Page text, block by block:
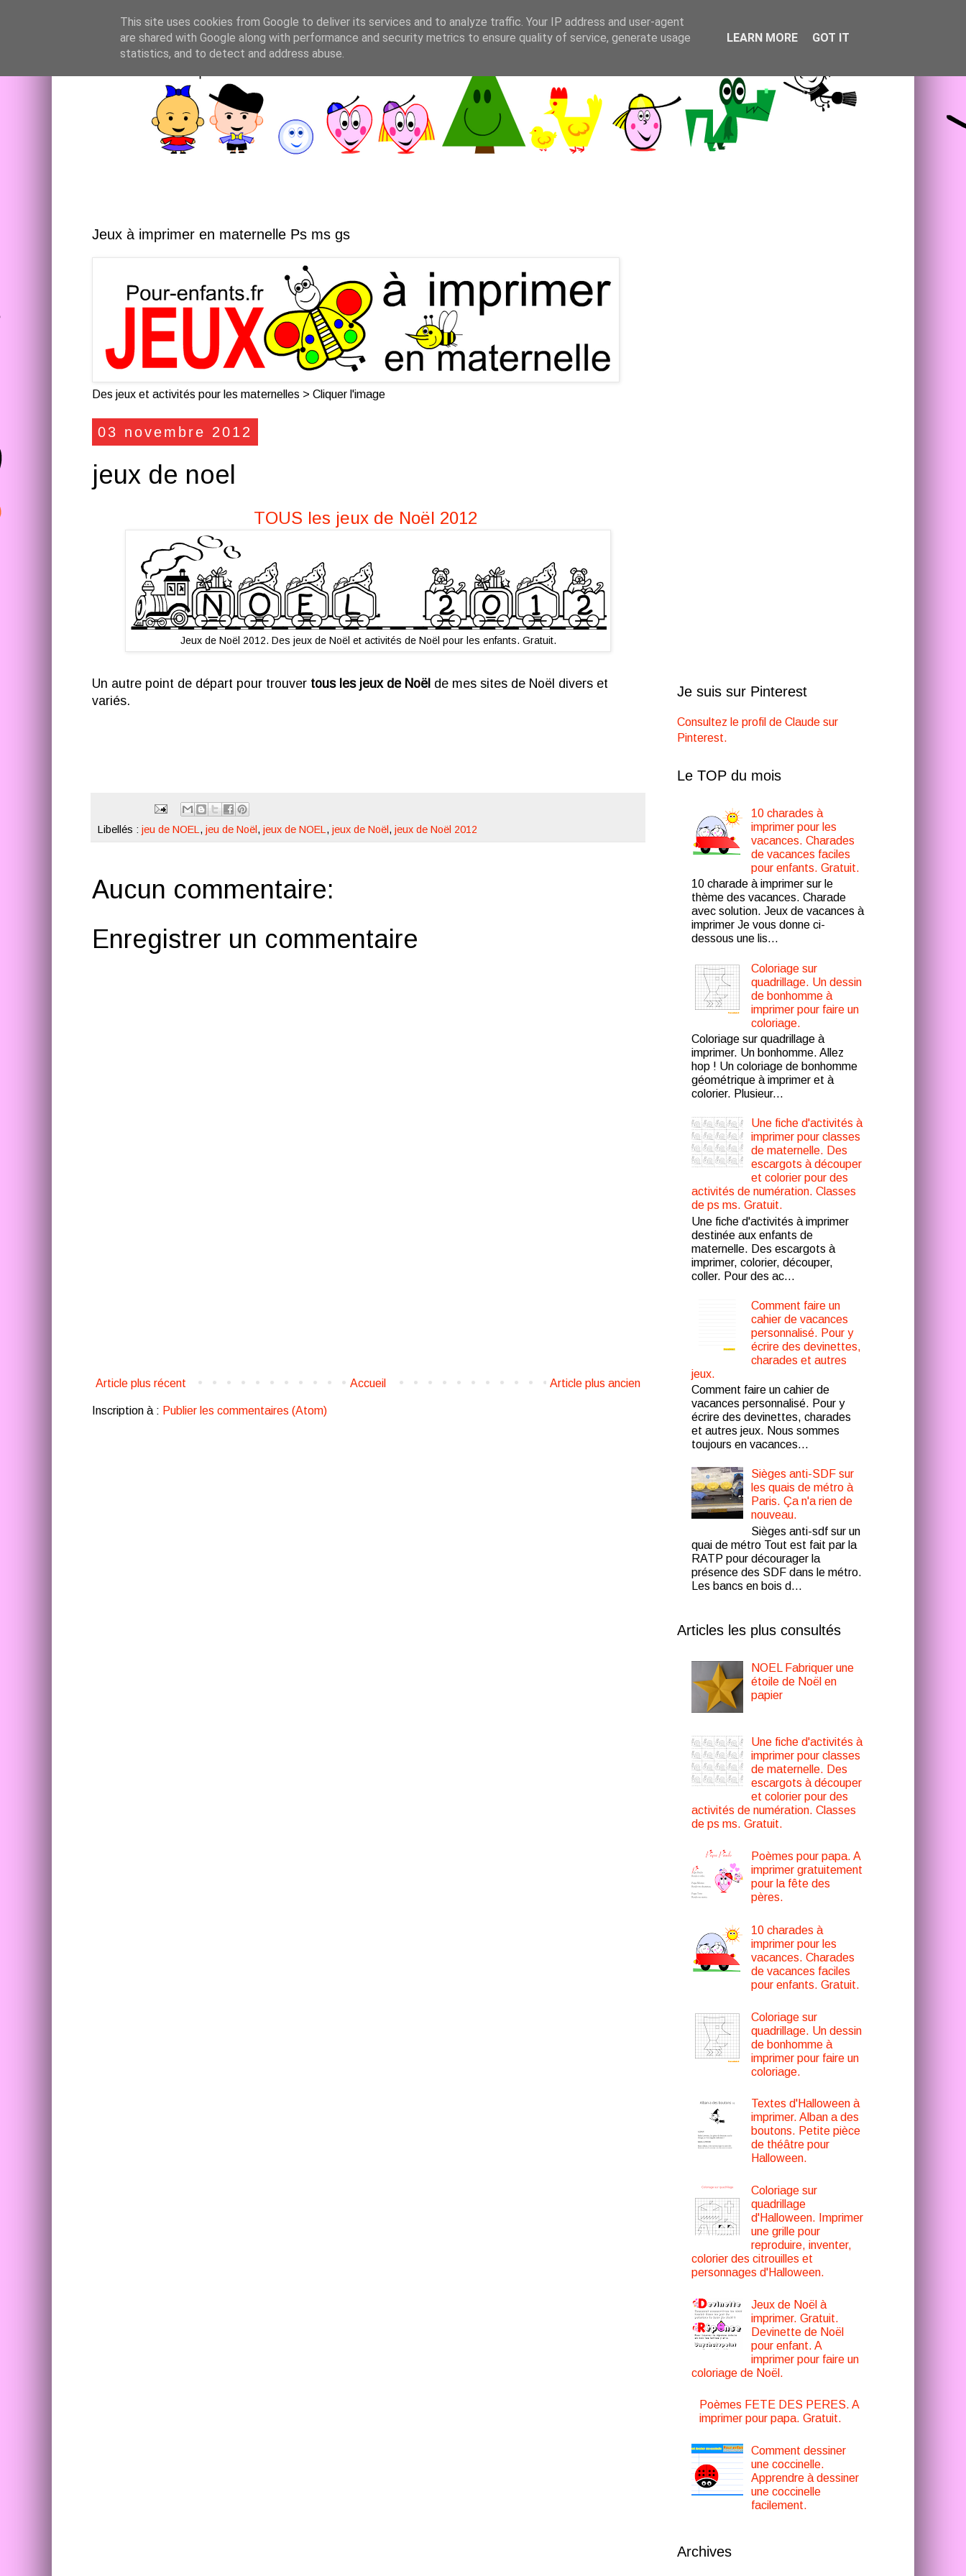
Jeux à imprimer en maternelle Ps ms gs
Des jeux et activités pour les maternelles > Cliquer l'image
03 novembre 2012
jeux de noel
TOUS les jeux de Noël 2012
Jeux de Noël 2012. Des jeux de Noël et activités de Noël pour les enfants. Gratuit.
Un autre point de départ pour trouver tous les jeux de Noël de mes sites de Noël divers et
variés.
Libellés : jeu de NOEL , jeu de Noël, jeux de NOEL , jeux de Noël, jeux de Noël 2012
Aucun commentaire:
Enregistrer un commentaire
Article plus récent Article plus ancien
Accueil
Inscription à : Publier les commentaires (Atom)
Je suis sur Pinterest
Consultez le profil de Claude sur
Pinterest.
Le TOP du mois
10 charades à
imprimer pour les
vacances. Charades
de vacances faciles
pour enfants. Gratuit.
10 charade à imprimer sur le
thème des vacances. Charade
avec solution. Jeux de vacances à
imprimer Je vous donne ci-
dessous une lis...
Coloriage sur
quadrillage. Un dessin
de bonhomme à
imprimer pour faire un
coloriage.
Coloriage sur quadrillage à
imprimer. Un bonhomme. Allez
hop ! Un coloriage de bonhomme
géométrique à imprimer et à
colorier. Plusieur...
Une fiche d'activités à
imprimer pour classes
de maternelle. Des
escargots à découper
et colorier pour des
activités de numération. Classes
de ps ms. Gratuit.
Une fiche d'activités à imprimer
destinée aux enfants de
maternelle. Des escargots à
imprimer, colorier, découper,
coller. Pour des ac...
Comment faire un
cahier de vacances
personnalisé. Pour y
écrire des devinettes,
charades et autres
jeux.
Comment faire un cahier de
vacances personnalisé. Pour y
écrire des devinettes, charades
et autres jeux. Nous sommes
toujours en vacances...
Sièges anti-SDF sur
les quais de métro à
Paris. Ça n'a rien de
nouveau.
Sièges anti-sdf sur un
quai de métro Tout est fait par la
RATP pour décourager la
présence des SDF dans le métro.
Les bancs en bois d...
Articles les plus consultés
NOEL Fabriquer une
étoile de Noël en
papier
Une fiche d'activités à
imprimer pour classes
de maternelle. Des
escargots à découper
et colorier pour des
activités de numération. Classes
de ps ms. Gratuit.
Poèmes pour papa. A
imprimer gratuitement
pour la fête des
pères.
10 charades à
imprimer pour les
vacances. Charades
de vacances faciles
pour enfants. Gratuit.
Coloriage sur
quadrillage. Un dessin
de bonhomme à
imprimer pour faire un
coloriage.
Textes d'Halloween à
imprimer. Alban a des
boutons. Petite pièce
de théâtre pour
Halloween.
Coloriage sur
quadrillage
d'Halloween. Imprimer
une grille pour
reproduire, inventer,
colorier des citrouilles et
personnages d'Halloween.
Jeux de Noël à
imprimer. Gratuit.
Devinette de Noël
pour enfant. A
imprimer pour faire un
coloriage de Noël.
Poèmes FETE DES PERES. A
imprimer pour papa. Gratuit.
Comment dessiner
une coccinelle.
Apprendre à dessiner
une coccinelle
facilement.
Archives
This site uses cookies from Google to deliver its services and to analyze traffic. Your IP address and user-agent
are shared with Google along with performance and security metrics to ensure quality of service, generate usage
statistics, and to detect and address abuse.
LEARN MORE GOT IT